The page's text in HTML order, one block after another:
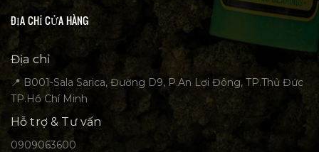
ĐỊA CHỈ CỬA HÀNG
Địa chỉ
📍 B001-Sala Sarica, Đường D9, P.An Lợi Đông, TP.Thủ Đức
TP.Hồ Chí Minh
Hỗ trợ & Tư vấn
0909063600